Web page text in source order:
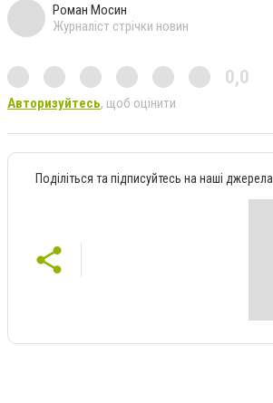
Роман Мосин
Журналіст стрічки новин
0,0
Авторизуйтесь, щоб оцінити
Поділіться та підписуйтесь на наші джерела